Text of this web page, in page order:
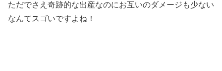
ただでさえ奇跡的な出産なのにお互いのダメージも少ない
なんてスゴいですよね！